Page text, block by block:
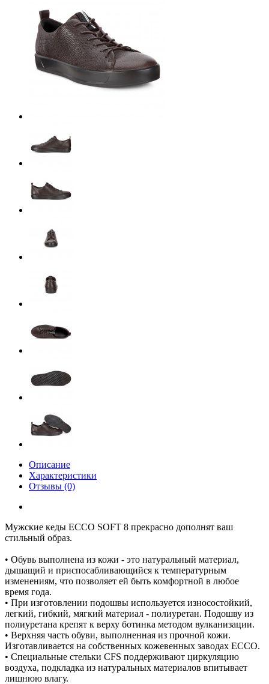
Описание
Характеристики
Отзывы (0)
Мужские кеды ECCO SOFT 8 прекрасно дополнят ваш
стильный образ.
• Обувь выполнена из кожи - это натуральный материал,
дышащий и приспосабливающийся к температурным
изменениям, что позволяет ей быть комфортной в любое
время года.
• При изготовлении подошвы используется износостойкий,
легкий, гибкий, мягкий материал - полиуретан. Подошву из
полиуретана крепят к верху ботинка методом вулканизации.
• Верхняя часть обуви, выполненная из прочной кожи.
Изготавливается на собственных кожевенных заводах ECCO.
• Специальные стельки CFS поддерживают циркуляцию
воздуха, подкладка из натуральных материалов впитывает
лишнюю влагу.